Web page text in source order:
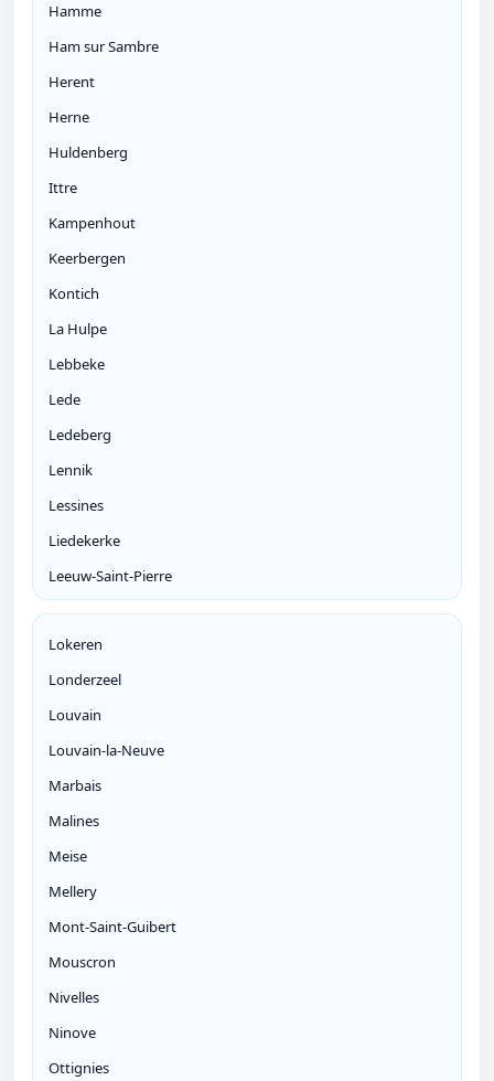
Hamme
Ham sur Sambre
Herent
Herne
Huldenberg
Ittre
Kampenhout
Keerbergen
Kontich
La Hulpe
Lebbeke
Lede
Ledeberg
Lennik
Lessines
Liedekerke
Leeuw-Saint-Pierre
Lokeren
Londerzeel
Louvain
Louvain-la-Neuve
Marbais
Malines
Meise
Mellery
Mont-Saint-Guibert
Mouscron
Nivelles
Ninove
Ottignies